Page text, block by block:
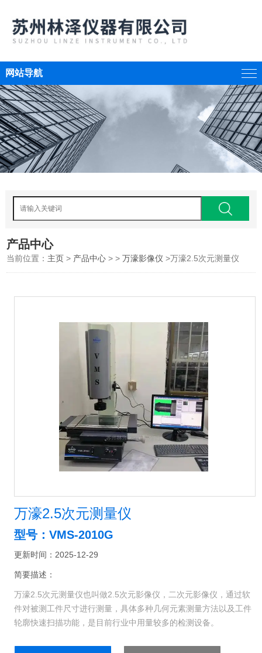
网站导航
产品中心
当前位置： 主页 > 产品中心 > >万濠影像仪 >万濠2.5次元测量仪
万濠2.5次元测量仪
型号：VMS-2010G
更新时间：2025-12-29
简要描述：
万濠2.5次元测量仪也叫做2.5次元影像仪，二次元影像仪，通过软
件对被测工件尺寸进行测量，具体多种几何元素测量方法以及工件
轮廓快速扫描功能，是目前行业中用量较多的检测设备。